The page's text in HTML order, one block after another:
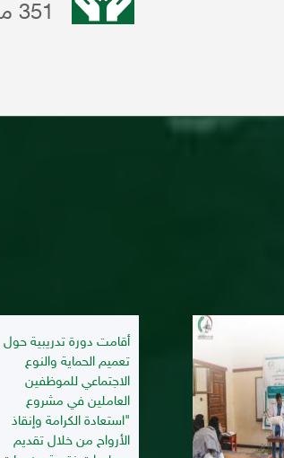
351 مشروع
أقامت دورة تدريبية حول
تعميم الحماية والنوع
الاجتماعي للموظفين
العاملين في مشروع
"استعادة الكرامة وإنقاذ
الأرواح من خلال تقديم